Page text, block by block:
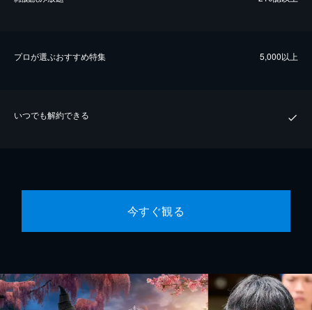
プロが選ぶおすすめ特集 5,000以上
いつでも解約できる
今すぐ観る